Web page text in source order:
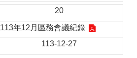
20
113年12月區務會議紀錄
113-12-27